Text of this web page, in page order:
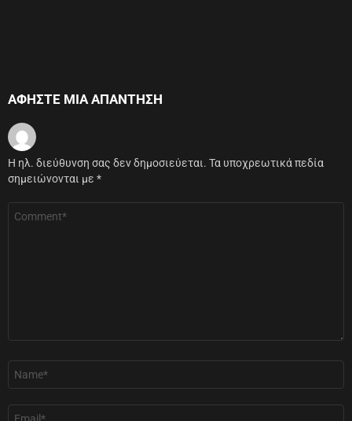
ΑΦΉΣΤΕ ΜΙΑ ΑΠΆΝΤΗΣΗ
Η ηλ. διεύθυνση σας δεν δημοσιεύεται. Τα υποχρεωτικά πεδία
σημειώνονται με *
Σχόλιο
Όνομα
Email